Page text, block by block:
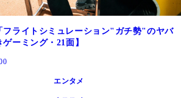
フライトシミュレーション"ガチ勢"のヤバ
ーミング・21面】
エンタメ